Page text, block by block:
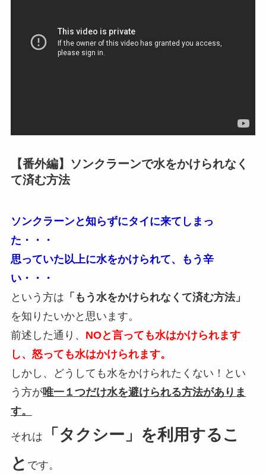
【番外編】ソンクラーンで水をかけられなく
て済む方法
ソンクラーンと知らずにタイに来てしまっ
た・・・
思っていた以上に水をかけられて、もう辛
い・・・
という方は 「もう水をかけられなくて済む方法」
を知りたいかと思います。
前述した通り、 NOと言っても水はかけられます
し、怒っても水はかけられます。
しかし、どうしても水をかけられたくない！とい
う方が唯一１つだけ水を避けられる方法がありま
す。
それは
「タクシー」を利用するこ
と です。